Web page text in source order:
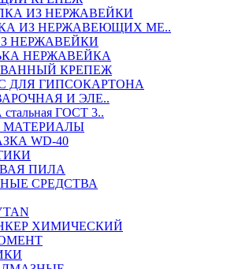
ИЗ НЕРЖАВЕЙКИ
ИЗ НЕРЖАВЕЮЩИХ МЕ..
НЕРЖАВЕЙКИ
НЕРЖАВЕЙКА
КРЕПЕЖ
ДЛЯ ГИПСОКАРТОНА
И ЭЛЕ..
ГОСТ 3..
МАТЕРИАЛЫ
WD-40
ПИЛА
СРЕДСТВА
ХИМИЧЕСКИЙ